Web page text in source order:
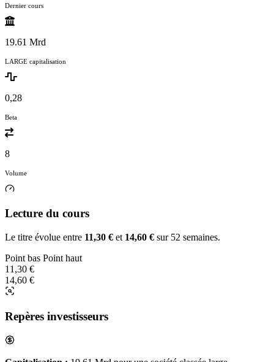
Dernier cours
19.61 Mrd
LARGE capitalisation
0,28
Beta
8
Volume
Lecture du cours
Le titre évolue entre 11,30 € et 14,60 € sur 52 semaines.
Point bas Point haut
11,30 €
14,60 €
Repères investisseurs